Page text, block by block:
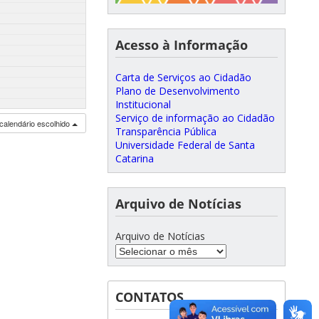
escolhido
Acesso à Informação
Carta de Serviços ao Cidadão
Plano de Desenvolvimento
Institucional
Serviço de informação ao Cidadão
Transparência Pública
Universidade Federal de Santa
Catarina
Arquivo de Notícias
Arquivo de Notícias
CONTATOS